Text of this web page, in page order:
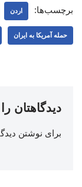
برچسب‌ها: اردن
حمله آمریکا به ایران
دیدگاهتان
برای نوشتن